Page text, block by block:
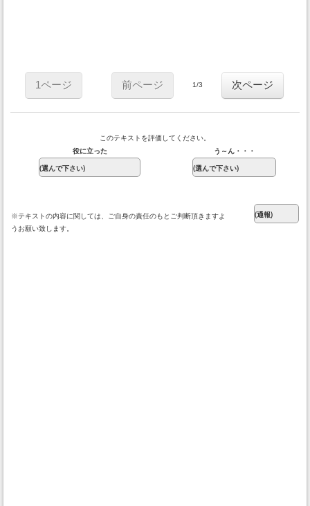
1ページ 前ページ 1/3 次ページ
このテキストを評価してください。
役に立った
う～ん・・・
※テキストの内容に関しては、ご自身の責任のもとご判断頂きますよ
うお願い致します。